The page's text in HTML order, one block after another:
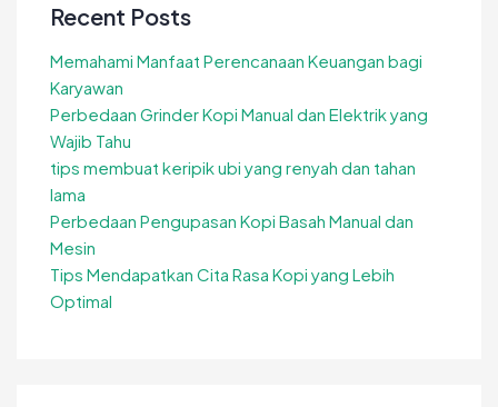
Recent Posts
Memahami Manfaat Perencanaan Keuangan bagi
Karyawan
Perbedaan Grinder Kopi Manual dan Elektrik yang
Wajib Tahu
tips membuat keripik ubi yang renyah dan tahan
lama
Perbedaan Pengupasan Kopi Basah Manual dan
Mesin
Tips Mendapatkan Cita Rasa Kopi yang Lebih
Optimal